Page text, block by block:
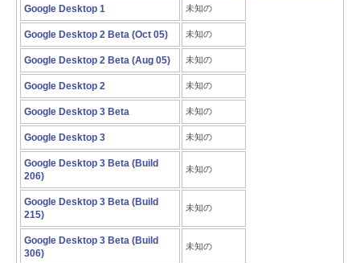
Google Desktop 1 未知の
Google Desktop 2 Beta (Oct 05) 未知の
Google Desktop 2 Beta (Aug 05) 未知の
Google Desktop 2 未知の
Google Desktop 3 Beta 未知の
Google Desktop 3 未知の
Google Desktop 3 Beta (Build
206)
未知の
Google Desktop 3 Beta (Build
215)
未知の
Google Desktop 3 Beta (Build
306)
未知の